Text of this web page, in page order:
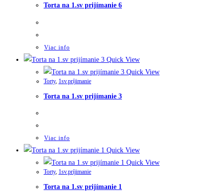
Torta na 1.sv prijímanie 6
Viac info
Quick View
Quick View
Torty, 1sv.príjimanie
Torta na 1.sv prijímanie 3
Viac info
Quick View
Quick View
Torty, 1sv.príjimanie
Torta na 1.sv prijímanie 1